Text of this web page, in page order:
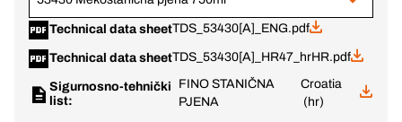
Technical data sheetTDS_53430[A]_ENG.pdf
Technical data sheetTDS_53430[A]_HR47_hrHR.pdf
Sigurnosno-tehnički
list:
FINO STANIČNA
PJENA
Croatia
(hr)